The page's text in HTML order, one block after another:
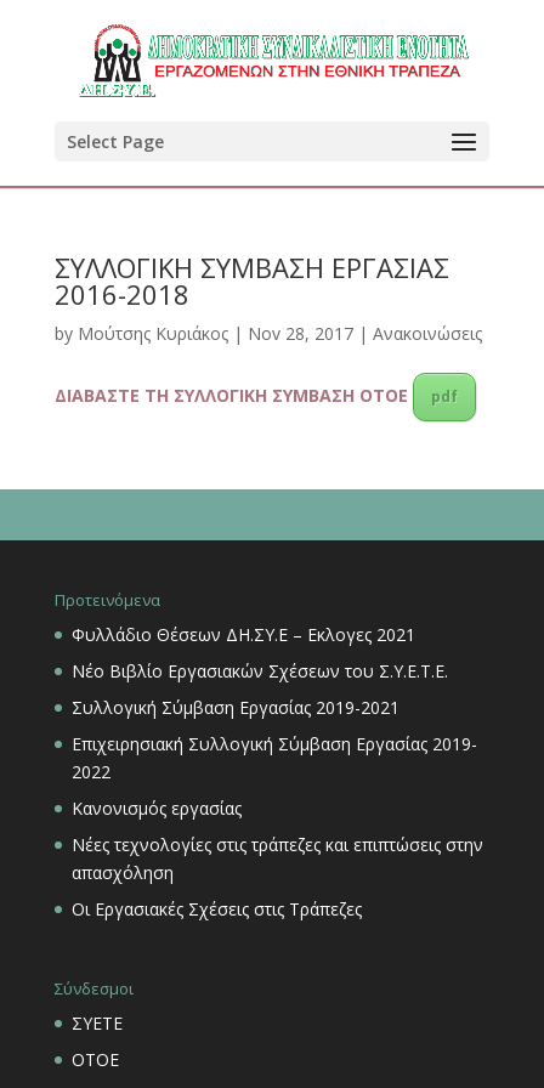
Select Page
ΣΥΛΛΟΓΙΚΗ ΣΥΜΒΑΣΗ ΕΡΓΑΣΙΑΣ
2016-2018
by Μούτσης Κυριάκος| Nov 28, 2017| Ανακοινώσεις
ΔΙΑΒΑΣΤΕ ΤΗ ΣΥΛΛΟΓΙΚΗ ΣΥΜΒΑΣΗ ΟΤΟΕ pdf
Προτεινόμενα
Φυλλάδιο Θέσεων ΔΗ.ΣΥ.Ε – Εκλογες 2021
Νέο Βιβλίο Εργασιακών Σχέσεων του Σ.Υ.Ε.Τ.Ε.
Συλλογική Σύμβαση Εργασίας 2019-2021
Επιχειρησιακή Συλλογική Σύμβαση Εργασίας 2019-
2022
Κανονισμός εργασίας
Νέες τεχνολογίες στις τράπεζες και επιπτώσεις στην
απασχόληση
Οι Εργασιακές Σχέσεις στις Τράπεζες
Σύνδεσμοι
ΣΥΕΤΕ
ΟΤΟΕ